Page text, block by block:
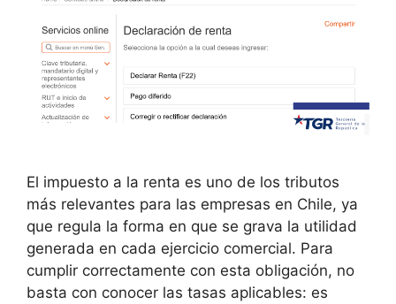
El impuesto a la renta es uno de los tributos
más relevantes para las empresas en Chile, ya
que regula la forma en que se grava la utilidad
generada en cada ejercicio comercial. Para
cumplir correctamente con esta obligación, no
basta con conocer las tasas aplicables: es